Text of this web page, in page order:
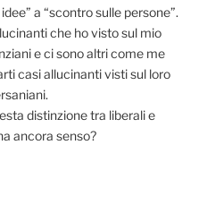
a “scontro sulle persone”.
che ho visto sul mio
e ci sono altri come me
casi allucinanti visti sul loro
distinzione tra liberali e
ancora senso?